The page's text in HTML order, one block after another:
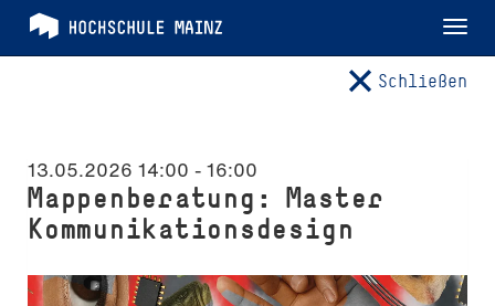
Schließen
13.05.2026 14:00 - 16:00
Mappenberatung: Master
Kommunikationsdesign